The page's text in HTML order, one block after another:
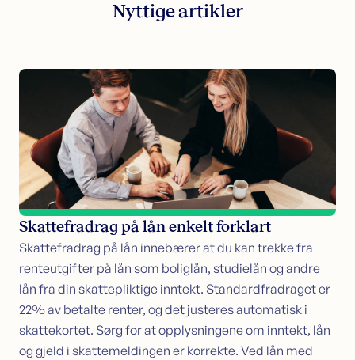
Nyttige artikler
Skattefradrag på lån enkelt forklart
Skattefradrag på lån innebærer at du kan trekke fra
renteutgifter på lån som boliglån, studielån og andre
lån fra din skattepliktige inntekt. Standardfradraget er
22% av betalte renter, og det justeres automatisk i
skattekortet. Sørg for at opplysningene om inntekt, lån
og gjeld i skattemeldingen er korrekte. Ved lån med